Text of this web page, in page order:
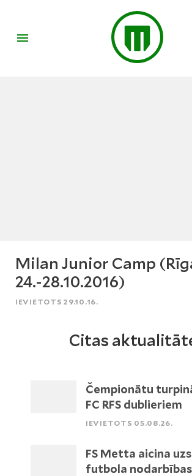
Milan Junior Camp
24.-28.10.2016)
IEVIETOTS 29.10.16.
Citas
Čempionātu
FC RFS dublieriem
IEVIETOTS 05.08.26.
FS Metta aicina
futbola nodarbības